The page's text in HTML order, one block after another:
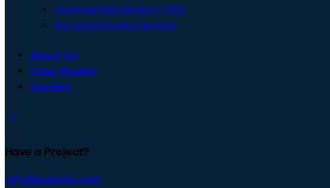
Technical Field Advisory (TFA)
Site Administrative Services
About Us
Case Studies
Careers
Have a Project?
info@website.com